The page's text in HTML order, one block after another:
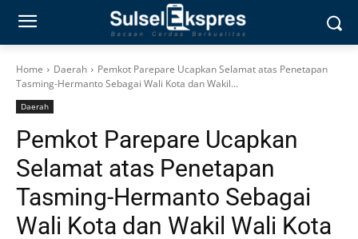
Home Daerah
Pemkot Parepare Ucapkan Selamat atas Penetapan
Tasming-Hermanto Sebagai Wali Kota dan Wakil...
Daerah
Pemkot Parepare Ucapkan
Selamat atas Penetapan
Tasming-Hermanto Sebagai
Wali Kota dan Wakil Wali Kota